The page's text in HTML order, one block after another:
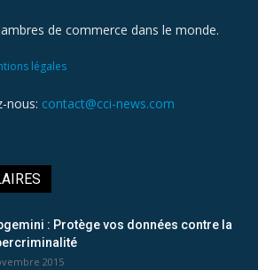
de commerce dans le monde.
légales
nous: contact@cci-news.com
: Protège vos données contre la
2015